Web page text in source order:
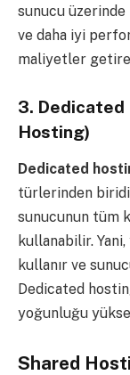
sunucu üzerinde
ve daha iyi
maliyetler
3. Dedicated
Hosting)
Dedicated
türlerinden
sunucunun tüm
kullanabilir.
kullanır ve
Dedicated
yoğunluğu
Shared